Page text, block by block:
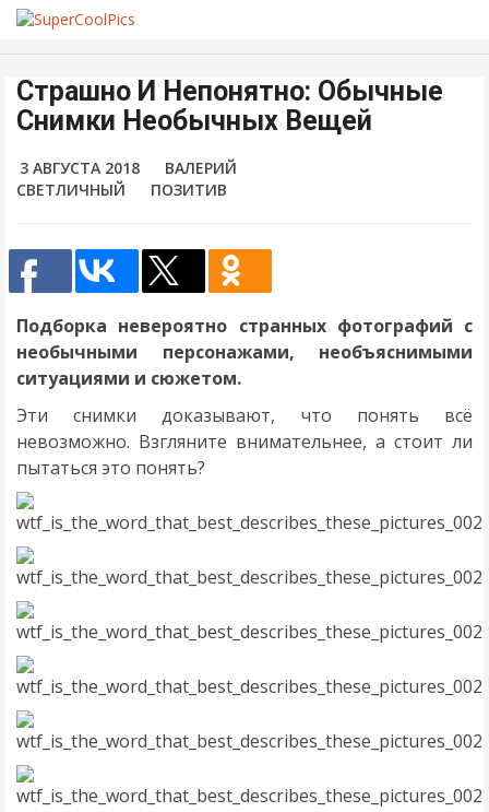
Страшно И Непонятно: Обычные
Снимки Необычных Вещей
3 АВГУСТА 2018
ВАЛЕРИЙ
СВЕТЛИЧНЫЙ
ПОЗИТИВ
Подборка невероятно странных фотографий с
необычными персонажами, необъяснимыми
ситуациями и сюжетом.
Эти снимки доказывают, что понять всё
невозможно. Взгляните внимательнее, а стоит ли
пытаться это понять?